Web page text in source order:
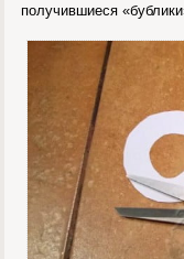
получившиеся